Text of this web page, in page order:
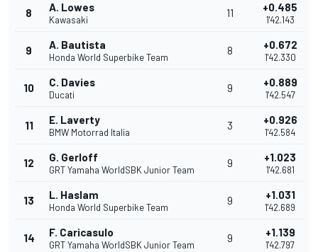
8 A. Lowes
Kawasaki
11 +0.485
1'42.143
9 A. Bautista
Honda World Superbike Team
8 +0.672
1'42.330
10 C. Davies
Ducati
9 +0.889
1'42.547
11 E. Laverty
BMW Motorrad Italia
3 +0.926
1'42.584
12 G. Gerloff
GRT Yamaha WorldSBK Junior Team
9 +1.023
1'42.681
13 L. Haslam
Honda World Superbike Team
9 +1.031
1'42.689
14 F. Caricasulo
GRT Yamaha WorldSBK Junior Team
9 +1.139
1'42.797